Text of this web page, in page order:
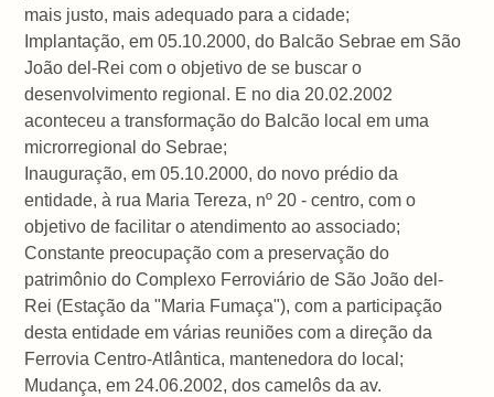
mais justo, mais adequado para a cidade;
Implantação, em 05.10.2000, do Balcão Sebrae em São
João del-Rei com o objetivo de se buscar o
desenvolvimento regional. E no dia 20.02.2002
aconteceu a transformação do Balcão local em uma
microrregional do Sebrae;
Inauguração, em 05.10.2000, do novo prédio da
entidade, à rua Maria Tereza, nº 20 - centro, com o
objetivo de facilitar o atendimento ao associado;
Constante preocupação com a preservação do
patrimônio do Complexo Ferroviário de São João del-
Rei (Estação da "Maria Fumaça"), com a participação
desta entidade em várias reuniões com a direção da
Ferrovia Centro-Atlântica, mantenedora do local;
Mudança, em 24.06.2002, dos camelôs da av.